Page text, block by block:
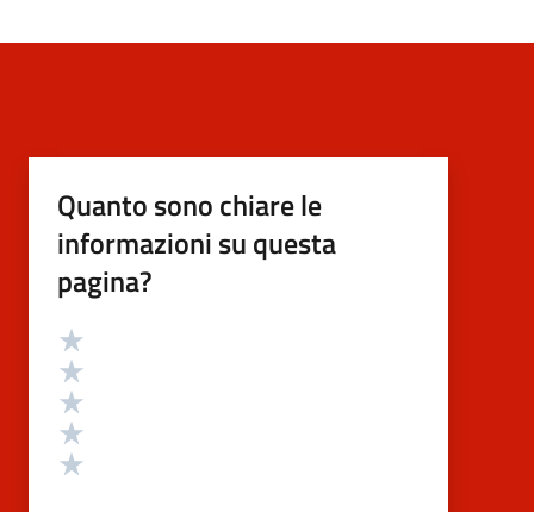
Quanto sono chiare le
informazioni su questa
pagina?
Valutazione